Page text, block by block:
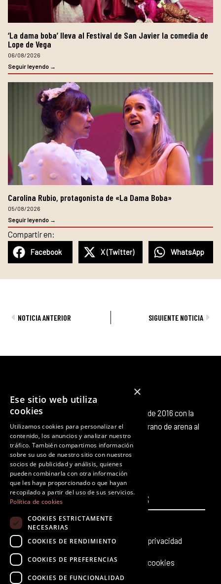
‘La dama boba’ lleva al Festival de San Javier la comedia de
Lope de Vega
06/08/2026
Seguir leyendo →
Carolina Rubio, protagonista de «La Dama Boba»
05/08/2026
Seguir leyendo →
Compartir en:
Facebook X (Twitter) WhatsApp
AntNOTICIA ANTERIOR SIGUIENTE NOTICIA
Octubre Producciones nace en octubre de 2016 con la
intención de aportar nuestro pequeño grano de arena al
panorama cultural existente.
F
a
c
e
b
o
k
T
w
i
t
t
r
I
n
s
t
a
r
m
Y
o
u
t
u
e
L
i
n
k
e
i
T
k
o
PÁGINAS
Inicio
Producciones teatrales
Últimas noticias
LEGALES
Aviso legal
Política de privacidad
Política de cookies
×
Ese sitio web utiliza
cookies
Utilizamos cookies para personalizar el
contenido, los anuncios y analizar nuestro
tráfico. También compartimos información
sobre su uso de nuestro sitio con nuestros
socios de publicidad y análisis, quienes
pueden combinarla con otra información
que les haya proporcionado o que hayan
recopilado a partir del uso de sus servicios.
Política de cookies
COOKIES ESTRICTAMENTE
NECESARIAS
COOKIES DE RENDIMIENTO
COOKIES DE PREFERENCIAS
COOKIES DE FUNCIONALIDAD